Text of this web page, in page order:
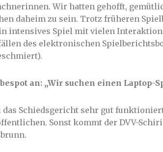
Wir hatten gehofft,
daheim zu sein. Trotz früheren
intensives Spiel mit vielen
des elektronischen
an: „Wir suchen einen Laptop-
das Schiedsgericht sehr gut
Sonst kommt der DVV-